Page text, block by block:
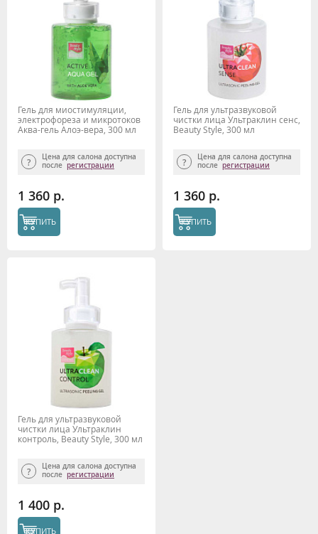
Гель для миостимуляции,
электрофореза и микротоков
Аква-гель Алоэ-вера, 300 мл
Цена для салона доступна
после регистрации
1 360 р.
КУПИТЬ
Гель для ультразвуковой
чистки лица Ультраклин сенс,
Beauty Style, 300 мл
Цена для салона доступна
после регистрации
1 360 р.
КУПИТЬ
Гель для ультразвуковой
чистки лица Ультраклин
контроль, Beauty Style, 300 мл
Цена для салона доступна
после регистрации
1 400 р.
КУПИТЬ